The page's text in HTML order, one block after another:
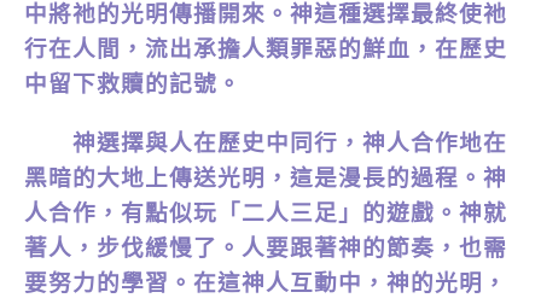
中將祂的光明傳播開來。神這種選擇最終使祂
行在人間，流出承擔人類罪惡的鮮血，在歷史
中留下救贖的記號。
神選擇與人在歷史中同行，神人合作地在
黑暗的大地上傳送光明，這是漫長的過程。神
人合作，有點似玩「二人三足」的遊戲。神就
著人，步伐緩慢了。人要跟著神的節奏，也需
要努力的學習。在這神人互動中，神的光明，